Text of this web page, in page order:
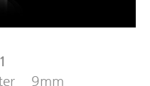
9mm